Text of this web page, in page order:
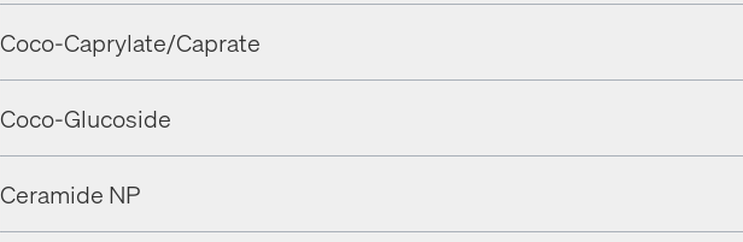
Coco-Caprylate/Caprate
Coco-Glucoside
Ceramide NP